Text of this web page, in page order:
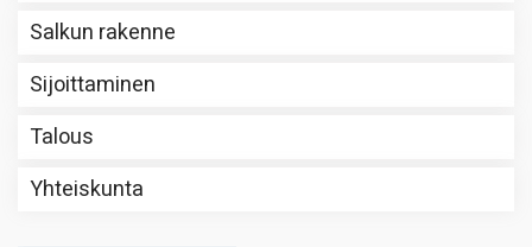
Salkun rakenne
Sijoittaminen
Talous
Yhteiskunta